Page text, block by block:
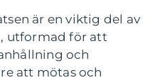
är en viktig del av
utformad för att
och
att mötas och